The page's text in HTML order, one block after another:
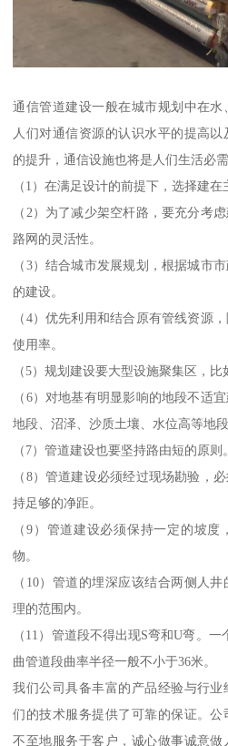
通信管道建设一般在城市规划中在
人们对通信资源的认识水平的提高
的提升，通信设施也将是人们生活必需
（1）在满足设计的前提下，选择建
（2）为了减少架空杆路，要充分考
路网的灵活性。
（3）结合城市发展规划，根据城市
的建设。
（4）优先利用和结合原有管线资源
使用率。
（5）规划建设要大型设施聚集区，比
（6）对地基有明显影响的地段不适
地段、沼泽、沙质土壤、水位高等地段
（7）管道建设也要坚持路由短的原则。
（8）管道建设必须经过现场勘验，
持足够的净距。
（9）管道建设必须保持一定的坡
物。
（10）管道的埋深应该结合两侧人
理的范围内。
（11）管道段不得出现S弯和U弯。
曲管道段曲率半径一般不小于36米。
我们公司具备丰富的产品经验与行
们的技术服务提供了可靠的保证。
不至地服务于客户，诚心做事诚意